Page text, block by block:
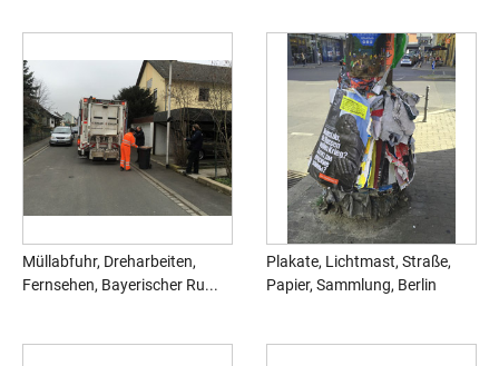
Müllabfuhr, Dreharbeiten,
Fernsehen, Bayerischer Ru...
Plakate, Lichtmast, Straße,
Papier, Sammlung, Berlin